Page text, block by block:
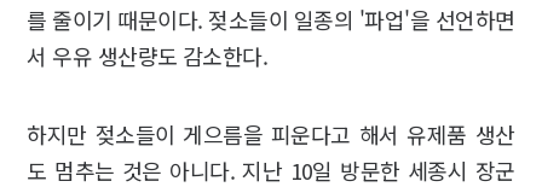
를 줄이기 때문이다. 젖소들이 일종의 '파업'을 선언하면
서 우유 생산량도 감소한다.
하지만 젖소들이 게으름을 피운다고 해서 유제품 생산
도 멈추는 것은 아니다. 지난 10일 방문한 세종시 장군